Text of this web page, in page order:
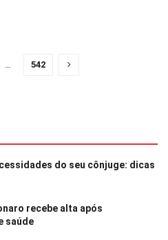
542
do seu cônjuge: dicas
recebe alta após
saúde